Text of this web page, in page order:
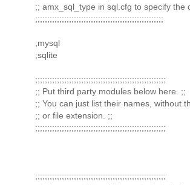
;; amx_sql_type in sql.cfg to specify the
;;;;;;;;;;;;;;;;;;;;;;;;;;;;;;;;;;;;;;;;;;;;;;;;;;;;;
;mysql
;sqlite
;;;;;;;;;;;;;;;;;;;;;;;;;;;;;;;;;;;;;;;;;;;;;;;;;;;;;;
;; Put third party modules below here. ;;
;; You can just list their names, without
;; or file extension. ;;
;;;;;;;;;;;;;;;;;;;;;;;;;;;;;;;;;;;;;;;;;;;;;;;;;;;;;;
;;;;;;;;;;;;;;;;;;;;;;;;;;;;;;;;;;;;;;;;;;;;;;;;;;;;;;